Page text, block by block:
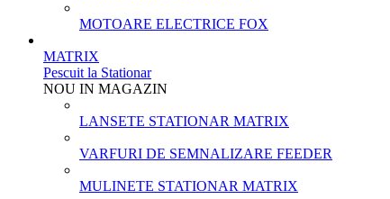
MOTOARE ELECTRICE FOX
MATRIX
Pescuit la Stationar
NOU IN MAGAZIN
LANSETE STATIONAR MATRIX
VARFURI DE SEMNALIZARE FEEDER
MULINETE STATIONAR MATRIX